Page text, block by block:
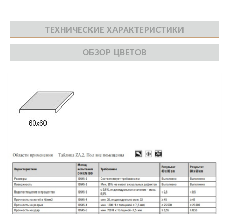
ТЕХНИЧЕСКИЕ ХАРАКТЕРИСТИКИ
ОБЗОР ЦВЕТОВ